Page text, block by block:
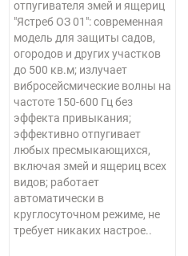
отпугивателя змей и ящериц
"Ястреб ОЗ 01": современная
модель для защиты садов,
огородов и других участков
до 500 кв.м; излучает
вибросейсмические волны на
частоте 150-600 Гц без
эффекта привыкания;
эффективно отпугивает
любых пресмыкающихся,
включая змей и ящериц всех
видов; работает
автоматически в
круглосуточном режиме, не
требует никаких настрое..